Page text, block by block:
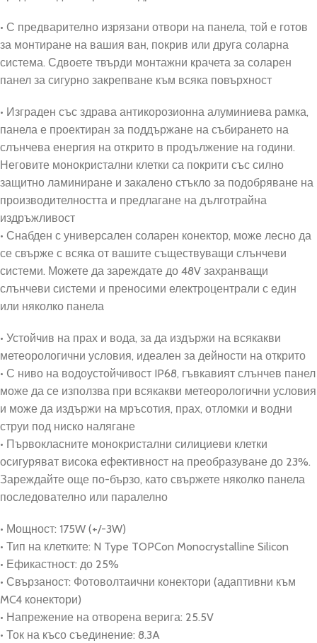
• С предварително изрязани отвори на панела, той е готов
за монтиране на вашия ван, покрив или друга соларна
система. Сдвоете твърди монтажни крачета за соларен
панел за сигурно закрепване към всяка повърхност
• Изграден със здрава антикорозионна алуминиева рамка,
панела е проектиран за поддържане на събирането на
слънчева енергия на открито в продължение на години.
Неговите монокристални клетки са покрити със силно
защитно ламиниране и закалено стъкло за подобряване на
производителността и предлагане на дълготрайна
издръжливост
• Снабден с универсален соларен конектор, може лесно да
се свърже с всяка от вашите съществуващи слънчеви
системи. Можете да зареждате до 48V захранващи
слънчеви системи и преносими електроцентрали с един
или няколко панела
• Устойчив на прах и вода, за да издържи на всякакви
метеорологични условия, идеален за дейности на открито
• С ниво на водоустойчивост IP68, гъвкавият слънчев панел
може да се използва при всякакви метеорологични условия
и може да издържи на мръсотия, прах, отломки и водни
струи под ниско налягане
• Първокласните монокристални силициеви клетки
осигуряват висока ефективност на преобразуване до 23%.
Зареждайте още по-бързо, като свържете няколко панела
последователно или паралелно
• Мощност: 175W (+/-3W)
• Тип на клетките: N Type TOPCon Monocrystalline Silicon
• Ефикастност: до 25%
• Свързаност: Фотоволтаични конектори (адаптивни към
MC4 конектори)
• Напрежение на отворена верига: 25.5V
• Ток на късо съединение: 8.3A